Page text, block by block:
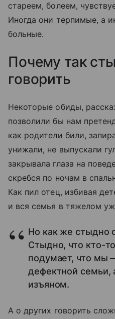
стареем, болеем,
Иногда они терпимые, а
больные.
Почему так
говорить
Некоторые обиды,
позволили бы нам
как родители били,
унижали, не выпускали
закрывала глаза на
скребся по ночам в
Как пил отец, избивая
и вся семья в тяжелом
Но как же стыдно
Стыдно, что кто-
подумает, что мы
дефектной семьи,
изъяном.
А о других говорить